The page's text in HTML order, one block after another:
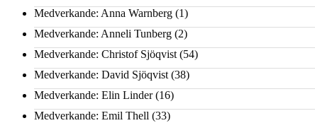
Medverkande: Anna Warnberg (1)
Medverkande: Anneli Tunberg (2)
Medverkande: Christof Sjöqvist (54)
Medverkande: David Sjöqvist (38)
Medverkande: Elin Linder(16)
Medverkande: Emil Thell (33)